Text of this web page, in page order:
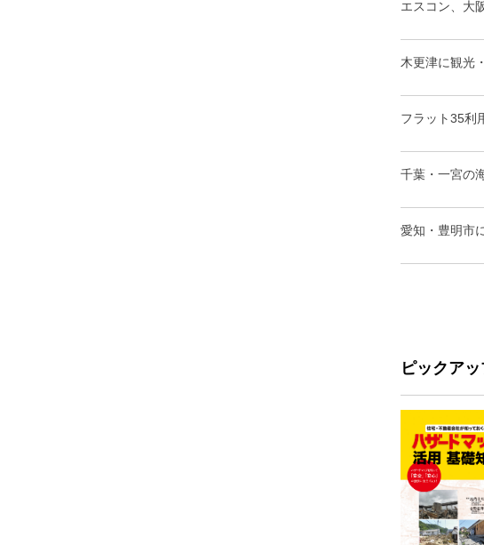
エスコン、大
木更津に観光
フラット35利
千葉・一宮の
愛知・豊明市
ピックア